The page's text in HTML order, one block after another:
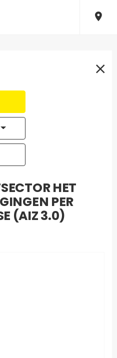
HET
PER
(AIZ 3.0)